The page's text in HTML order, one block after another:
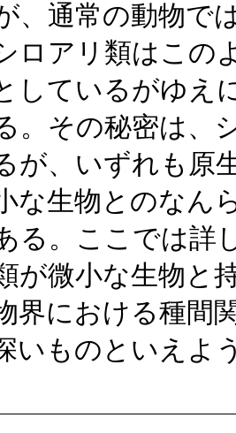
、通常の動物で
ロアリ類はこの
しているがゆえ
。その秘密は、
が、いずれも原
な生物とのなん
る。ここでは詳
が微小な生物と
界における種間
いものといえよ